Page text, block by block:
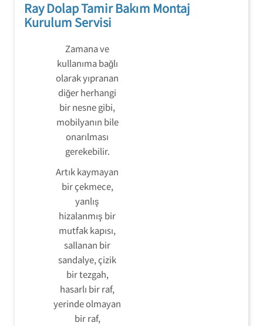
Ray Dolap Tamir Bakım Montaj
Kurulum Servisi
Zamana ve
kullanıma bağlı
olarak yıpranan
diğer herhangi
bir nesne gibi,
mobilyanın bile
onarılması
gerekebilir.
Artık kaymayan
bir çekmece,
yanlış
hizalanmış bir
mutfak kapısı,
sallanan bir
sandalye, çizik
bir tezgah,
hasarlı bir raf,
yerinde olmayan
bir raf,